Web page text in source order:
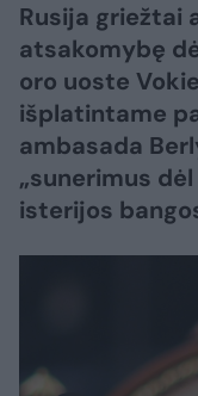
Rusija griežtai
atsakomybę
oro uoste
išplatintame
ambasada
„sunerimus
isterijos